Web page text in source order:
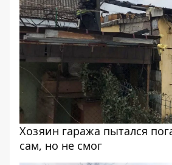
Хозяин гаража пытался
сам, но не смог